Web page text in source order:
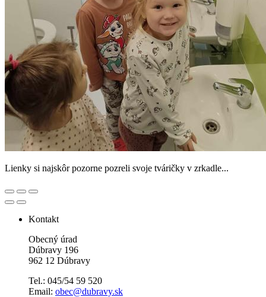
Lienky si najskôr pozorne pozreli svoje tváričky v zrkadle...
Kontakt
Obecný úrad
Dúbravy 196
962 12 Dúbravy
Tel.: 045/54 59 520
Email: obec@dubravy.sk